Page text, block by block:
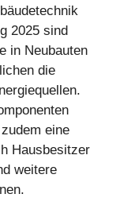
2025 sind
in Neubauten
die
eine
Hausbesitzer
weitere